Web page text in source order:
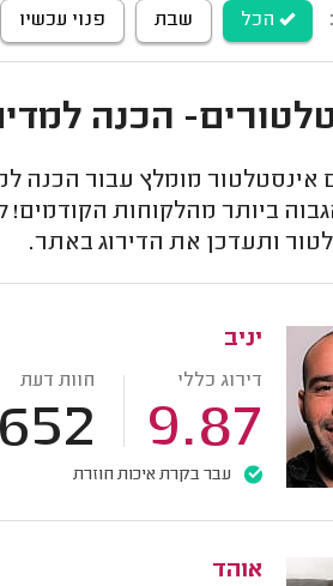
הכל שבת פנוי עכשיו
הכנה
מומלץ עבור הכנה
ביותר מהלקוחות
ותעדכן את הדירוג באתר.
יניב
דירוג כללי
9.87
חוות דעת
עבר בקרת איכות חוזרת
אוהד